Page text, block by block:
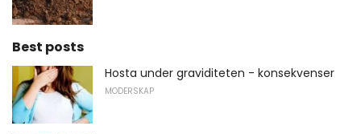
Best posts
Hosta under graviditeten - konsekvenser
MODERSKAP